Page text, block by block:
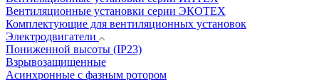
Вентиляционные установки серии ЭКОТЕХ
Комплектующие для вентиляционных установок
Электродвигатели
Пониженной высоты (IP23)
Взрывозащищенные
Асинхронные с фазным ротором